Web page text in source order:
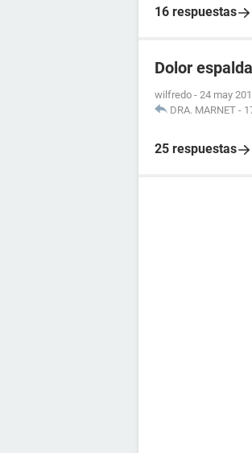
16 respuestas
Dolor
wilfredo - 24 may
DRA. MARNET -
25 respuestas